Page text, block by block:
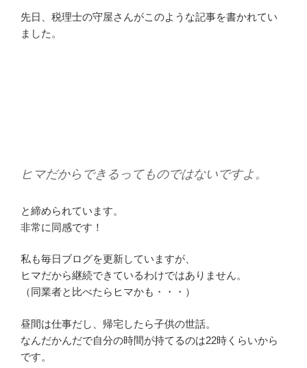
先日、税理士の守屋さんがこのような記事を書かれてい
ました。
ヒマだからできるってものではないですよ。
と締められています。
非常に同感です！
私も毎日ブログを更新していますが、
ヒマだから継続できているわけではありません。
（同業者と比べたらヒマかも・・・）
昼間は仕事だし、帰宅したら子供の世話。
なんだかんだで自分の時間が持てるのは22時くらいから
です。